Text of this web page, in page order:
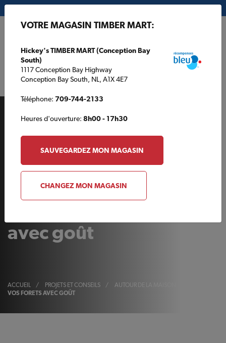
AUTOUR DE LA MAISON
avec goût
ACCUEIL / PROJETS ET CONSEILS / AUTOUR DE LA MAISON
VOS FORETS AVEC GOÛT
VOTRE MAGASIN TIMBER MART:
Hickey's TIMBER MART (Conception Bay
South)
1117 Conception Bay Highway
Conception Bay South, NL, A1X 4E7
Téléphone: 709-744-2133
Heures d'ouverture: 8h00 - 17h30
SAUVEGARDEZ MON MAGASIN
CHANGEZ MON MAGASIN